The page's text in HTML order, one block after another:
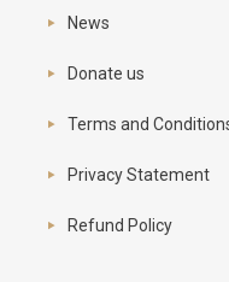
News
Donate us
Terms and
Privacy Statement
Refund Policy